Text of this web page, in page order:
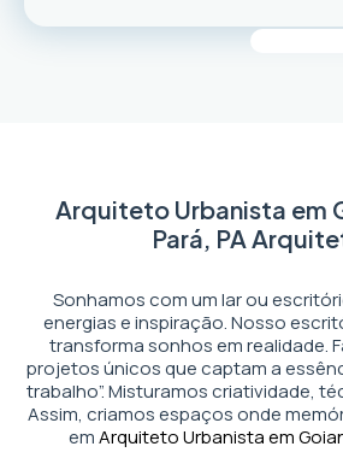
Arquiteto Urbanista em
Pará, PA
Sonhamos com um lar ou
energias e inspiração. Nosso
transforma sonhos em realidade.
projetos únicos que captam a
trabalho”. Misturamos criatividade,
Assim, criamos espaços onde
emArquiteto Urbanista em